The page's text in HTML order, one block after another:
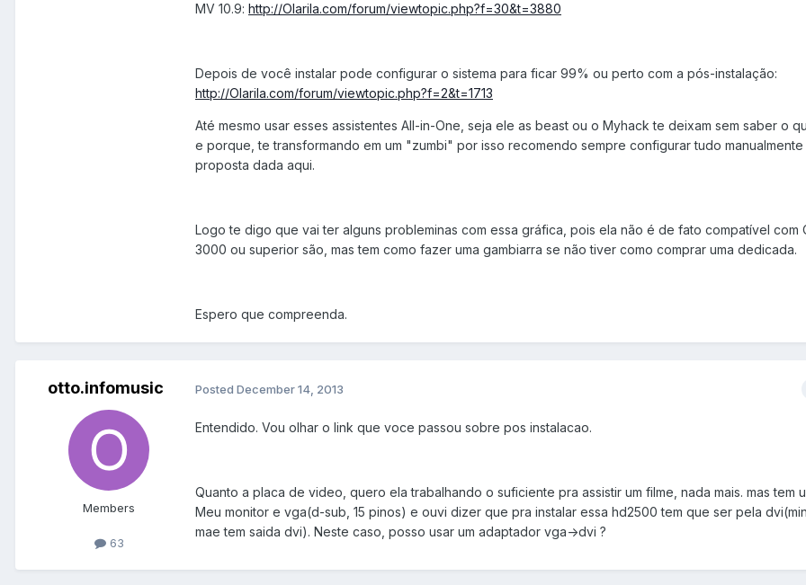
MV 10.9: http://Olarila.com/forum/viewtopic.php?f=30&t=3880
Depois de você instalar pode configurar o sistema para ficar 99% ou perto com a pós-instalação:
http://Olarila.com/forum/viewtopic.php?f=2&t=1713
Até mesmo usar esses assistentes All-in-One, seja ele as beast ou o Myhack te deixam sem saber o
e porque, te transformando em um "zumbi" por isso recomendo sempre configurar tudo
proposta dada aqui.
Logo te digo que vai ter alguns probleminas com essa gráfica, pois ela não é de fato compatível com
3000 ou superior são, mas tem como fazer uma gambiarra se não tiver como comprar uma dedicada.
Espero que compreenda.
otto.infomusic
Members
63
Posted December 14, 2013
Entendido. Vou olhar o link que voce passou sobre pos instalacao.
Quanto a placa de video, quero ela trabalhando o suficiente pra assistir um filme, nada mais. mas tem
Meu monitor e vga(d-sub, 15 pinos) e ouvi dizer que pra instalar essa hd2500 tem que ser pela
mae tem saida dvi). Neste caso, posso usar um adaptador vga->dvi ?